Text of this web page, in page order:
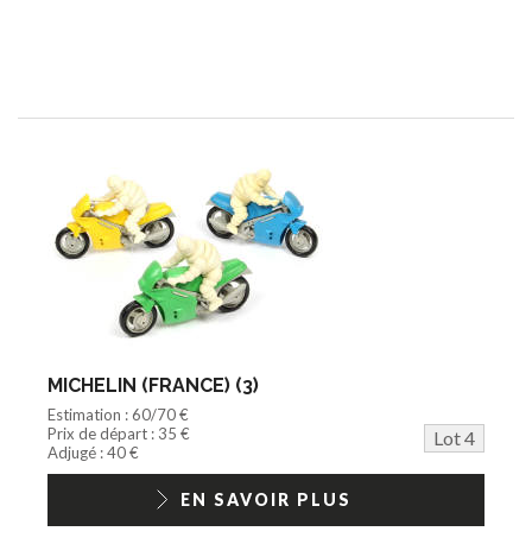
MICHELIN (FRANCE) (3)
Estimation : 60/70 €
Prix de départ : 35 €
Lot 4
Adjugé : 40 €
EN SAVOIR PLUS